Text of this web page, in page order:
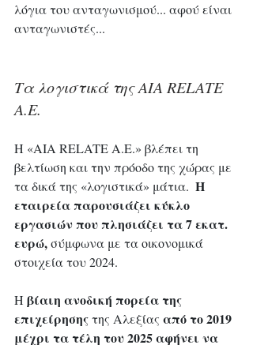
λόγια του ανταγωνισμού... αφού είναι
ανταγωνιστές...
Τα λογιστικά της AIA RELATE
A.E.
Η «AIA RELATE A.E.» βλέπει τη
βελτίωση και την πρόοδο της χώρας με
τα δικά της «λογιστικά» μάτια. Η
εταιρεία παρουσιάζει κύκλο
εργασιών που πλησιάζει τα 7 εκατ.
ευρώ, σύμφωνα με τα οικονομικά
στοιχεία του 2024.
Η βίαιη ανοδική πορεία της
επιχείρησης της Αλεξίας από το 2019
μέχρι τα τέλη του 2025 αφήνει να